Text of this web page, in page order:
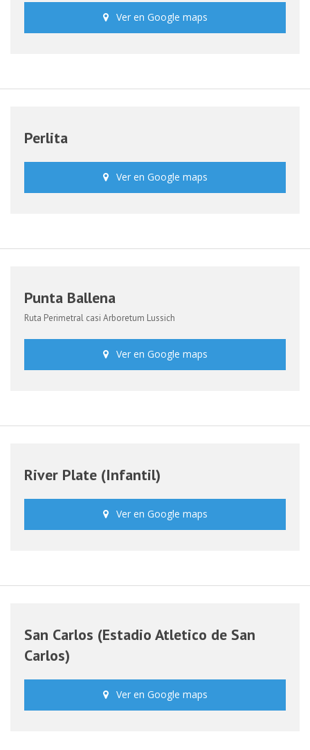
Ver en Google maps
Perlita
Ver en Google maps
Punta Ballena
Ruta Perimetral casi Arboretum Lussich
Ver en Google maps
River Plate (Infantil)
Ver en Google maps
San Carlos (Estadio Atletico de San
Carlos)
Ver en Google maps